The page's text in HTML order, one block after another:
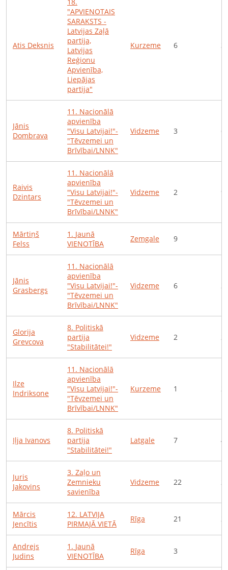
Atis Deksnis
"APVIENOTAIS
SARAKSTS -
Latvijas Zaļā
partija,
Latvijas
Reģionu
Apvienība,
Liepājas
partija"
Kurzeme 6 3
Jānis
Dombrava
11 . Nacionālā
apvienība
"Visu Latvijai!"-
"Tēvzemei un
Brīvībai/LNNK"
Vidzeme 3 6
Raivis
Dzintars
11 . Nacionālā
apvienība
"Visu Latvijai!"-
"Tēvzemei un
Brīvībai/LNNK"
Vidzeme 2 9
Mārtiņš
Felss
1 . Jaunā
VIENOTĪBA
Zemgale 9
Jānis
Grasbergs
11 . Nacionālā
apvienība
"Visu Latvijai!"-
"Tēvzemei un
Brīvībai/LNNK"
Vidzeme 6 2
Glorija
Grevcova
8. Politiskā
partija
"Stabilitātei!"
Vidzeme 2 2
Ilze
Indriksone
11 . Nacionālā
apvienība
"Visu Latvijai!"-
"Tēvzemei un
Brīvībai/LNNK"
Kurzeme 1 2
Iļja Ivanovs
8. Politiskā
partija
"Stabilitātei!"
Latgale 7 4
Juris
Jakovins
3. Zaļo un
Zemnieku
savienība
Vidzeme 22 2
Mārcis
Jencītis
12. LATVIJA
PIRMAJĀ VIETĀ
Rīga 21 2
Andrejs
Judins
1 . Jaunā
VIENOTĪBA
Rīga 3